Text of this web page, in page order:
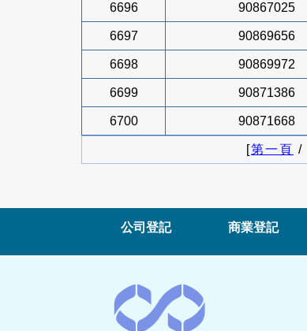
6696 90867025
6697 90869656
6698 90869972
6699 90871386
6700 90871668
[第一頁 /
公司登記 商業登記